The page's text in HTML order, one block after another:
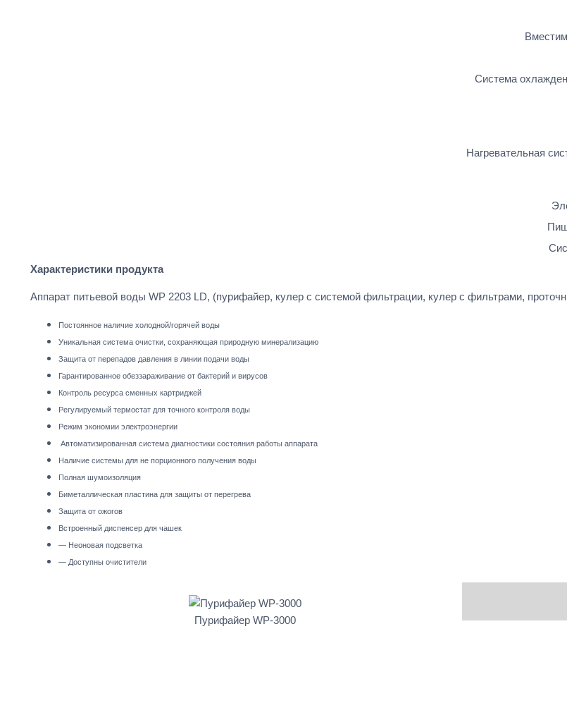
Система
Нагревательная
Характеристики продукта
Аппарат питьевой воды WP 2203 LD, (пурифайер, кулер с системой фильтрации, кулер с фильтрами,
Постоянное наличие холодной/горячей воды
Уникальная система очистки, сохраняющая природную минерализацию
Защита от перепадов давления в линии подачи воды
Гарантированное обеззараживание от бактерий и вирусов
Контроль ресурса сменных картриджей
Регулируемый термостат для точного контроля воды
Режим экономии электроэнергии
Автоматизированная система диагностики состояния работы аппарата
Наличие системы для не порционного получения воды
Полная шумоизоляция
Биметаллическая пластина для защиты от перегрева
Защита от ожогов
Встроенный диспенсер для чашек
— Неоновая подсветка
— Доступны очистители
Пурифайер WP-3000